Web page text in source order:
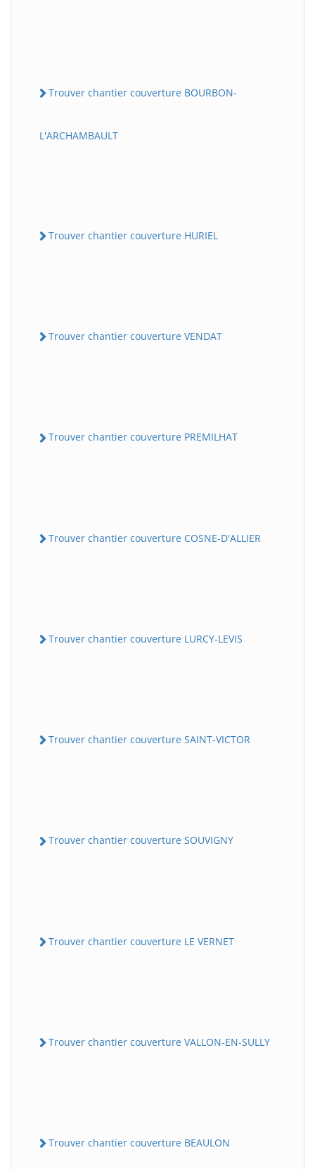
Trouver chantier couverture BOURBON-
L'ARCHAMBAULT
Trouver chantier couverture HURIEL
Trouver chantier couverture VENDAT
Trouver chantier couverture PREMILHAT
Trouver chantier couverture COSNE-D'ALLIER
Trouver chantier couverture LURCY-LEVIS
Trouver chantier couverture SAINT-VICTOR
Trouver chantier couverture SOUVIGNY
Trouver chantier couverture LE VERNET
Trouver chantier couverture VALLON-EN-SULLY
Trouver chantier couverture BEAULON